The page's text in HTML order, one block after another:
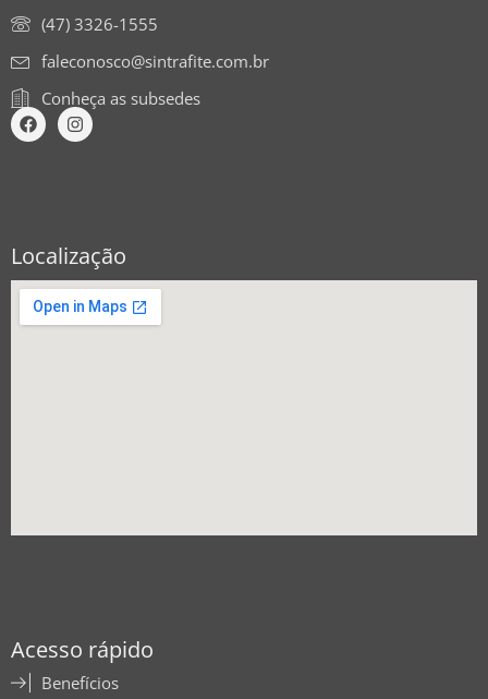
(47) 3326-1555
faleconosco@sintrafite.com.br
Conheça as subsedes
Localização
Acesso rápido
Benefícios